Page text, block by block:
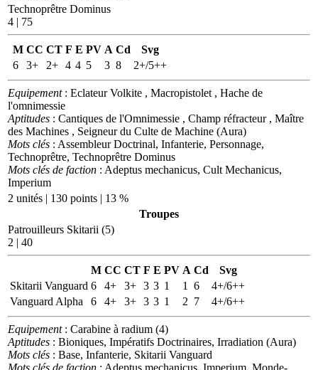
Technoprêtre Dominus
4 | 75
M CC CT F E PV A Cd
Svg
6
3+ 2+ 4 4 5 3 8 2+/5++
Equipement: Eclateur Volkite , Macropistolet , Hache de
l'omnimessie
Aptitudes : Cantiques de l'Omnimessie , Champ réfracteur , Maître
des Machines , Seigneur du Culte de Machine (Aura)
Mots clés : Assembleur Doctrinal, Infanterie, Personnage,
Technoprêtre, Technoprêtre Dominus
Mots clés de faction : Adeptus mechanicus, Cult Mechanicus,
Imperium
2 unités | 130 points | 13 %
Troupes
Patrouilleurs Skitarii (5)
2 | 40
M CC CT F E PV A Cd
Svg
Skitarii Vanguard 6 4+ 3+ 3 3 1 1 6
4+/6++
Vanguard Alpha
6 4+ 3+ 3 3 1 2 7 4+/6++
Equipement: Carabine à radium (4)
Aptitudes : Bioniques, Impératifs Doctrinaires, Irradiation (Aura)
Mots clés : Base, Infanterie, Skitarii Vanguard
Mots clés de faction : Adeptus mechanicus, Imperium, Monde-